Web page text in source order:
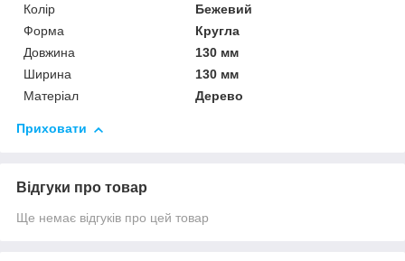
Колір
Бежевий
Форма
Кругла
Довжина
130 мм
Ширина
130 мм
Матеріал
Дерево
Приховати
Відгуки про товар
Ще немає відгуків про цей товар